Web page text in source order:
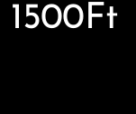
1500Ft